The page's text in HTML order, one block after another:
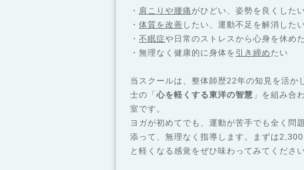
・ 肩こりや腰痛がひどい、姿勢を良くしたい
・ 体質を改善 したい、運動不足を解消したい
・ 不眠症や日常のストレスから心身を休め
・無理なく健康的に身体を引き締めたい
当スクールは、整体師歴22年の知見を活か
士の「 心を軽くする東洋の智慧 」を組み合
室です。
ヨガが初めてでも、運動が苦手でも全く問
添って、無理なく指導します。まずは
と軽くなる感覚をぜひ味わってみてください